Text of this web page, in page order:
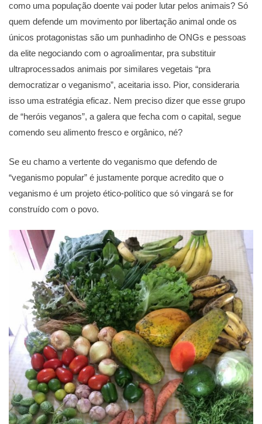
como uma população doente vai poder lutar pelos animais? Só
quem defende um movimento por libertação animal onde os
únicos protagonistas são um punhadinho de ONGs e pessoas
da elite negociando com o agroalimentar, pra substituir
ultraprocessados animais por similares vegetais “pra
democratizar o veganismo”, aceitaria isso. Pior, consideraria
isso uma estratégia eficaz. Nem preciso dizer que esse grupo
de “heróis veganos”, a galera que fecha com o capital, segue
comendo seu alimento fresco e orgânico, né?
Se eu chamo a vertente do veganismo que defendo de
“veganismo popular” é justamente porque acredito que o
veganismo é um projeto ético-político que só vingará se for
construído com o povo.